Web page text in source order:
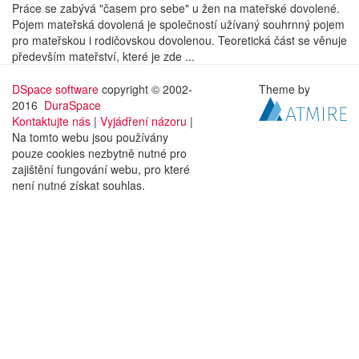
Práce se zabývá "časem pro sebe" u žen na mateřské dovolené.
Pojem mateřská dovolená je společností užívaný souhrnný pojem
pro mateřskou i rodičovskou dovolenou. Teoretická část se věnuje
především mateřství, které je zde ...
DSpace software copyright © 2002-
2016 DuraSpace
Kontaktujte nás | Vyjádření názoru |
Na tomto webu jsou používány
pouze cookies nezbytně nutné pro
zajištění fungování webu, pro které
není nutné získat souhlas.
Theme by